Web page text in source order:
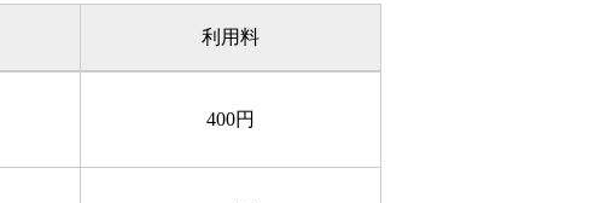
利用料
400円